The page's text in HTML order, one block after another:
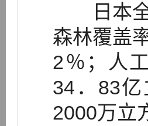
日本全
森林覆盖
2％；人
34．83
2000万立